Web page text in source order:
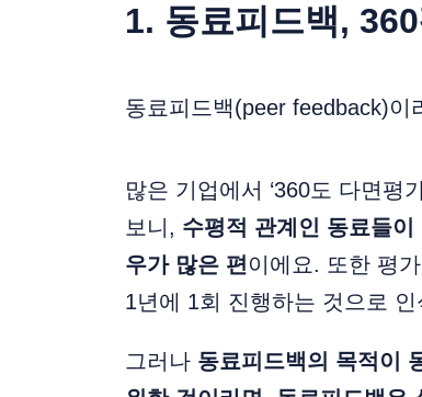
1. 동료피드백,
동료피드백(peer feedback)
많은 기업에서 ‘360도 다면평
보니, 수평적 관계인 동료들
우가 많은 편 이에요. 또한 평
1년에 1회 진행하는 것으로
그러나 동료피드백의 목적이